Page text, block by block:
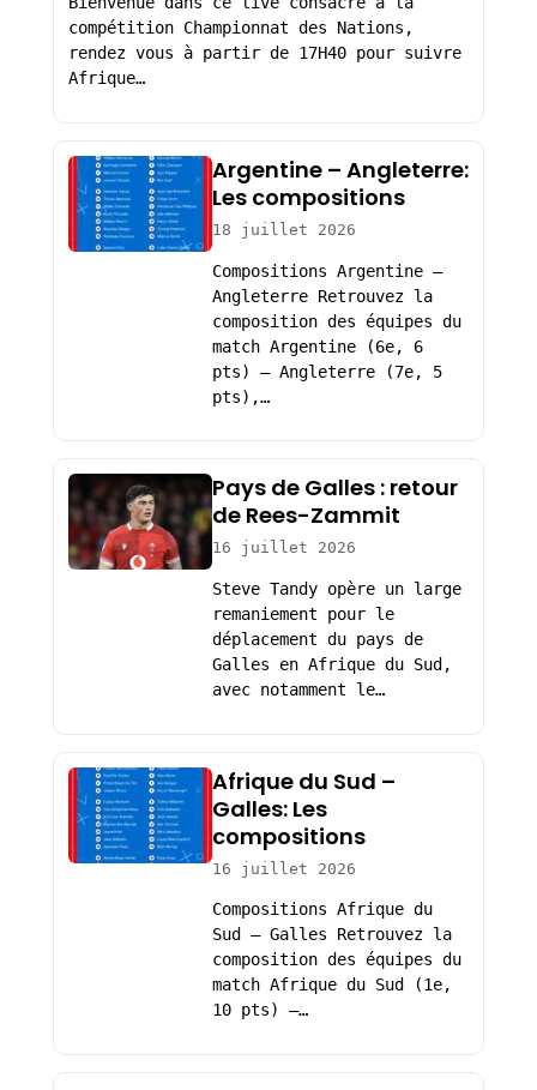
compétition Championnat des Nations,
rendez vous à partir de 17H40 pour suivre
Afrique…
Argentine – Angleterre:
Les compositions
18 juillet 2026
Compositions Argentine –
Angleterre Retrouvez la
composition des équipes du
match Argentine (6e, 6
pts) – Angleterre (7e, 5
pts),…
Pays de Galles : retour
de Rees-Zammit
16 juillet 2026
Steve Tandy opère un large
remaniement pour le
déplacement du pays de
Galles en Afrique du Sud,
avec notamment le…
Afrique du Sud –
Galles: Les
compositions
16 juillet 2026
Compositions Afrique du
Sud – Galles Retrouvez la
composition des équipes du
match Afrique du Sud (1e,
10 pts) –…